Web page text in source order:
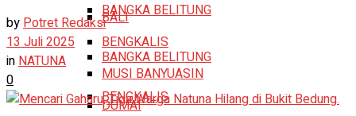
BALI
BANGKA BELITUNG
BENGKALIS
BANGKA BELITUNG
BENGKALIS
MUSI BANYUASIN
DUMAI
byPotret Redaksi
13 Juli 2025
inNATUNA
0